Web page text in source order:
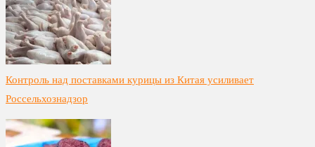
Контроль над поставками курицы из Китая усиливает
Россельхознадзор